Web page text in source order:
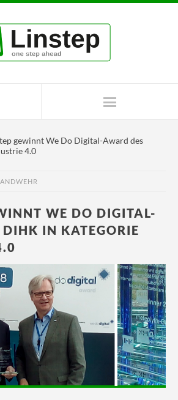
gewinnt We Do Digital-Award des
4.0
WE DO DIGITAL-
IN KATEGORIE